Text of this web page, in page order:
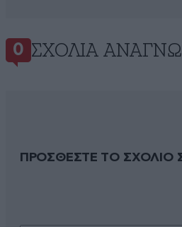
0 ΣΧΌΛΙΑ
ΠΡΟΣΘΕΣΤΕ ΤΟ ΣΧΟΛΙΟ